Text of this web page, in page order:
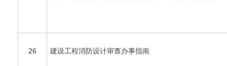
26 建设工程消防设计审查办事指南